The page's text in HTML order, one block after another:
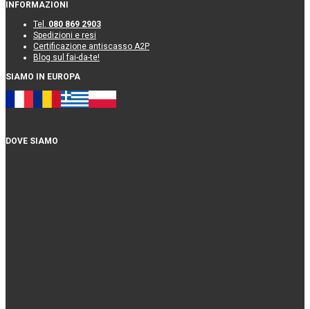
INFORMAZIONI
Tel. 080 869 2903
Spedizioni e resi
Certificazione antiscasso A2P
Blog sul fai-da-te!
SIAMO IN EUROPA
DOVE SIAMO